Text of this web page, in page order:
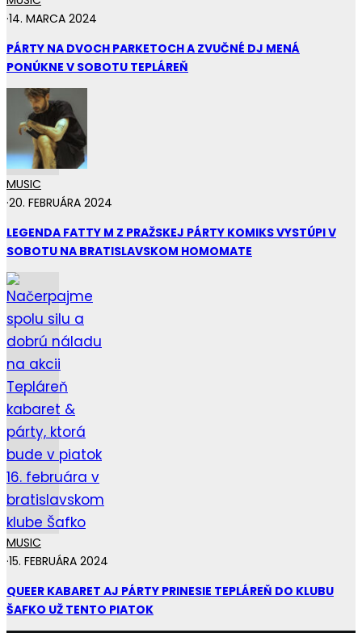
·14. MARCA 2024
PÁRTY NA DVOCH PARKETOCH A ZVUČNÉ DJ MENÁ
PONÚKNE V SOBOTU TEPLÁREŇ
MUSIC
·20. FEBRUÁRA 2024
LEGENDA FATTY M Z PRAŽSKEJ PÁRTY KOMIKS VYSTÚPI V
SOBOTU NA BRATISLAVSKOM HOMOMATE
MUSIC
·15. FEBRUÁRA 2024
QUEER KABARET AJ PÁRTY PRINESIE TEPLÁREŇ DO KLUBU
ŠAFKO UŽ TENTO PIATOK